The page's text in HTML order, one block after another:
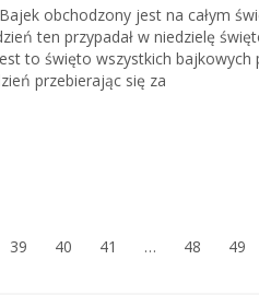
obchodzony jest na całym
ten przypadał w niedzielę
to święto wszystkich bajkowych
przebierając się za
39 40 41 … 48 49